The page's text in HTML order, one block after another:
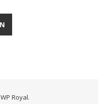
WP Royal.